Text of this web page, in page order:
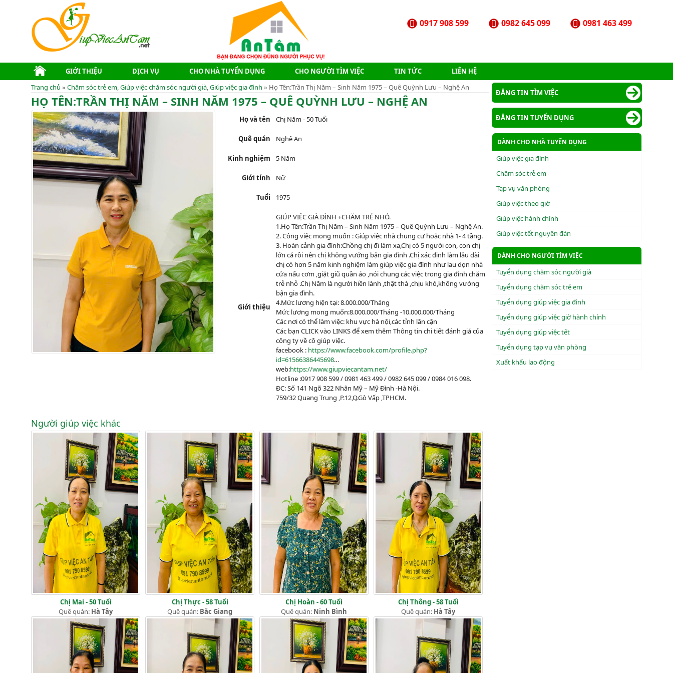
0981 463 499
0982 645 099
0917 908 599
GIỚI THIỆU DỊCH VỤ CHO NHÀ TUYỂN DỤNG CHO NGƯỜI TÌM VIỆC TIN TỨC
LIÊN HỆ
Trang chủ » Chăm sóc trẻ em,Giúp việc chăm sóc người già,Giúp việc gia đình » Họ Tên:Trần Thị Năm – Sinh Năm 1975 – Quê Quỳnh Lưu – Nghệ An
HỌ TÊN:TRẦN THỊ NĂM – SINH NĂM 1975 – QUÊ QUỲNH LƯU – NGHỆ AN
Họ và tên Chị Năm - 50 Tuổi
Quê quán Nghệ An
Kinh nghiệm 5 Năm
Giới tính Nữ
Tuổi 1975
Giới thiệu
GIÚP VIỆC GIÀ ĐÌNH +CHĂM TRẺ NHỎ.
1.Họ Tên:Trần Thị Năm – Sinh Năm 1975 – Quê Quỳnh Lưu – Nghệ An.
2. Công việc mong muốn : Giúp việc nhà chung cư hoặc nhà 1- 4 tầng.
3. Hoàn cảnh gia đình:Chồng chị đi làm xa,Chị có 5 người con, con chị
lớn cả rồi nên chị không vướng bận gia đình .Chị xác định làm lâu dài
chị có hơn 5 năm kinh nghiệm làm giúp việc gia đình như lau dọn nhà
cửa nấu cơm ,giặt giũ quần áo ,nói chung các việc trong gia đình chăm
trẻ nhỏ .Chị Năm là người hiền lành ,thật thà ,chịu khó,không vướng
bận gia đình.
4.Mức lương hiện tại: 8.000.000/Tháng
Mức lương mong muốn:8.000.000/Tháng -10.000.000/Tháng
Các nơi có thể làm việc: khu vực hà nội,các tỉnh lân cận
Các bạn CLICK vào LINKS để xem thêm Thông tin chi tiết đánh giá của
công ty về cô giúp việc.
facebook : https://www.facebook.com/profile.php?
id=61566386445698…
web:https://www.giupviecantam.net/
Hotline :0917 908 599 / 0981 463 499 / 0982 645 099 / 0984 016 098.
ĐC: Số 141 Ngõ 322 Nhân Mỹ – Mỹ Đình -Hà Nội.
759/32 Quang Trung ,P.12,Q.Gò Vấp ,TPHCM.
Người giúp việc khác
Chị Mai - 50 Tuổi
Quê quán: Hà Tây
Chị Thực - 58 Tuổi
Quê quán: Bắc Giang
Chị Hoàn - 60 Tuổi
Quê quán: Ninh Bình
Chị Thông - 58 Tuổi
Quê quán: Hà Tây
ĐĂNG TIN TÌM VIỆC
ĐĂNG TIN TUYỂN DỤNG
DÀNH CHO NHÀ TUYỂN DỤNG
Giúp việc gia đình
Chăm sóc trẻ em
Tạp vụ văn phòng
Giúp việc theo giờ
Giúp việc hành chính
Giúp việc tết nguyên đán
DÀNH CHO NGƯỜI TÌM VIỆC
Tuyển dụng chăm sóc người già
Tuyển dụng chăm sóc trẻ em
Tuyển dụng giúp việc gia đình
Tuyển dụng giúp việc giờ hành chính
Tuyển dụng giúp việc tết
Tuyển dụng tạp vụ văn phòng
Xuẩt khẩu lao động